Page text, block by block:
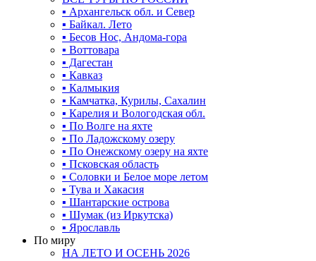
▪ Архангельск обл. и Север
▪ Байкал. Лето
▪ Бесов Нос, Андома-гора
▪ Воттовара
▪ Дагестан
▪ Кавказ
▪ Калмыкия
▪ Камчатка, Курилы, Сахалин
▪ Карелия и Вологодская обл.
▪ По Волге на яхте
▪ По Ладожскому озеру
▪ По Онежскому озеру на яхте
▪ Псковская область
▪ Соловки и Белое море летом
▪ Тува и Хакасия
▪ Шантарские острова
▪ Шумак (из Иркутска)
▪ Ярославль
По миру
НА ЛЕТО И ОСЕНЬ 2026